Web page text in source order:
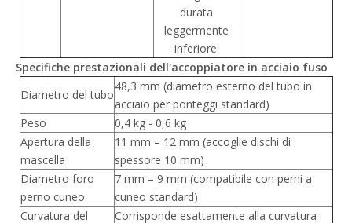
durata
leggermente
inferiore.
Specifiche prestazionali dell'accoppiatore in acciaio fuso
Diametro del tubo
48,3 mm (diametro esterno del tubo in
acciaio per ponteggi standard)
Peso
0,4 kg - 0,6 kg
Apertura della
mascella
11 mm – 12 mm (accoglie dischi di
spessore 10 mm)
Diametro foro
perno cuneo
7 mm – 9 mm (compatibile con perni a
cuneo standard)
Curvatura del
Corrisponde esattamente alla curvatura